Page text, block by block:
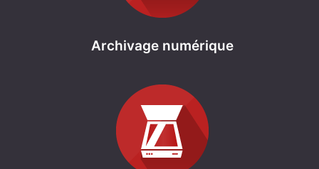
Archivage numérique